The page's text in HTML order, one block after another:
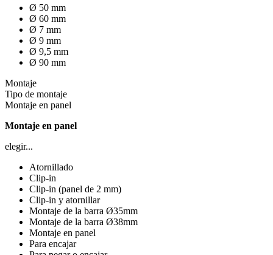
Ø 50 mm
Ø 60 mm
Ø 7 mm
Ø 9 mm
Ø 9,5 mm
Ø 90 mm
Montaje
Tipo de montaje
Montaje en panel
Montaje en panel
elegir...
Atornillado
Clip-in
Clip-in (panel de 2 mm)
Clip-in y atornillar
Montaje de la barra Ø35mm
Montaje de la barra Ø38mm
Montaje en panel
Para encajar